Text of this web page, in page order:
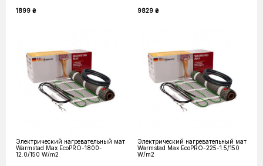
1899 ₴ 9829 ₴
Электрический нагревательный мат
Warmstad Max EcoPRO-1800-
12.0/150 W/m2
Электрический нагревательный мат
Warmstad Max EcoPRO-225-1.5/150
W/m2